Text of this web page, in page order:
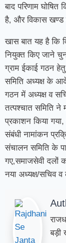
बाद परिणाम
है, और विकास खण्ड
खास बात यह है कि
नियुक्त किए जाने
ग्राम ईकाई गठन
समिति अध्यक्ष के
गठन में अध्यक्ष व
तत्पश्चात समिति ने
प्रकाशन किया
संबंधी नामांकन
संचालन समिति के
गए,समाजसेवी दलों
नया अध्यक्ष/सचिव
बड़ी